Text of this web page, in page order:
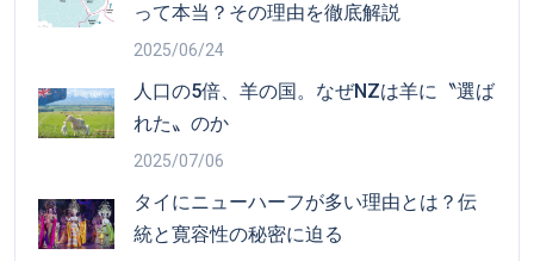
って本当？その理由を徹底解説
2025/06/24
人口の5倍、羊の国。なぜNZは羊に〝選ば
れた〟のか
2025/07/06
タイにニューハーフが多い理由とは？伝
統と寛容性の秘密に迫る